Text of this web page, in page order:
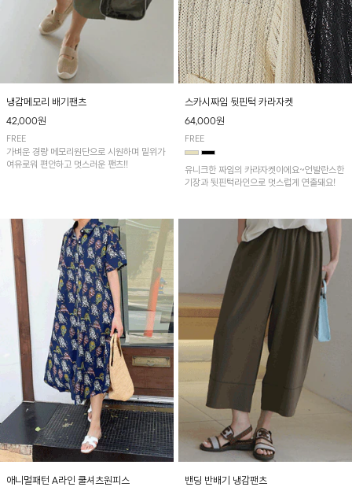
냉감메모리 배기팬츠
42,000원
FREE
가벼운 경량 메모리원단으로 시원하며 밑위가
여유로워 편안하고 멋스러운 팬츠!!
스카시짜임 뒷핀턱 카라자켓
64,000원
FREE
유니크한 짜임의 카라자켓이에요~언발란스한
기장과 뒷핀턱라인으로 멋스럽게 연출돼요!
애니멀패턴 A라인 쿨셔츠원피스
밴딩 반배기 냉감팬츠